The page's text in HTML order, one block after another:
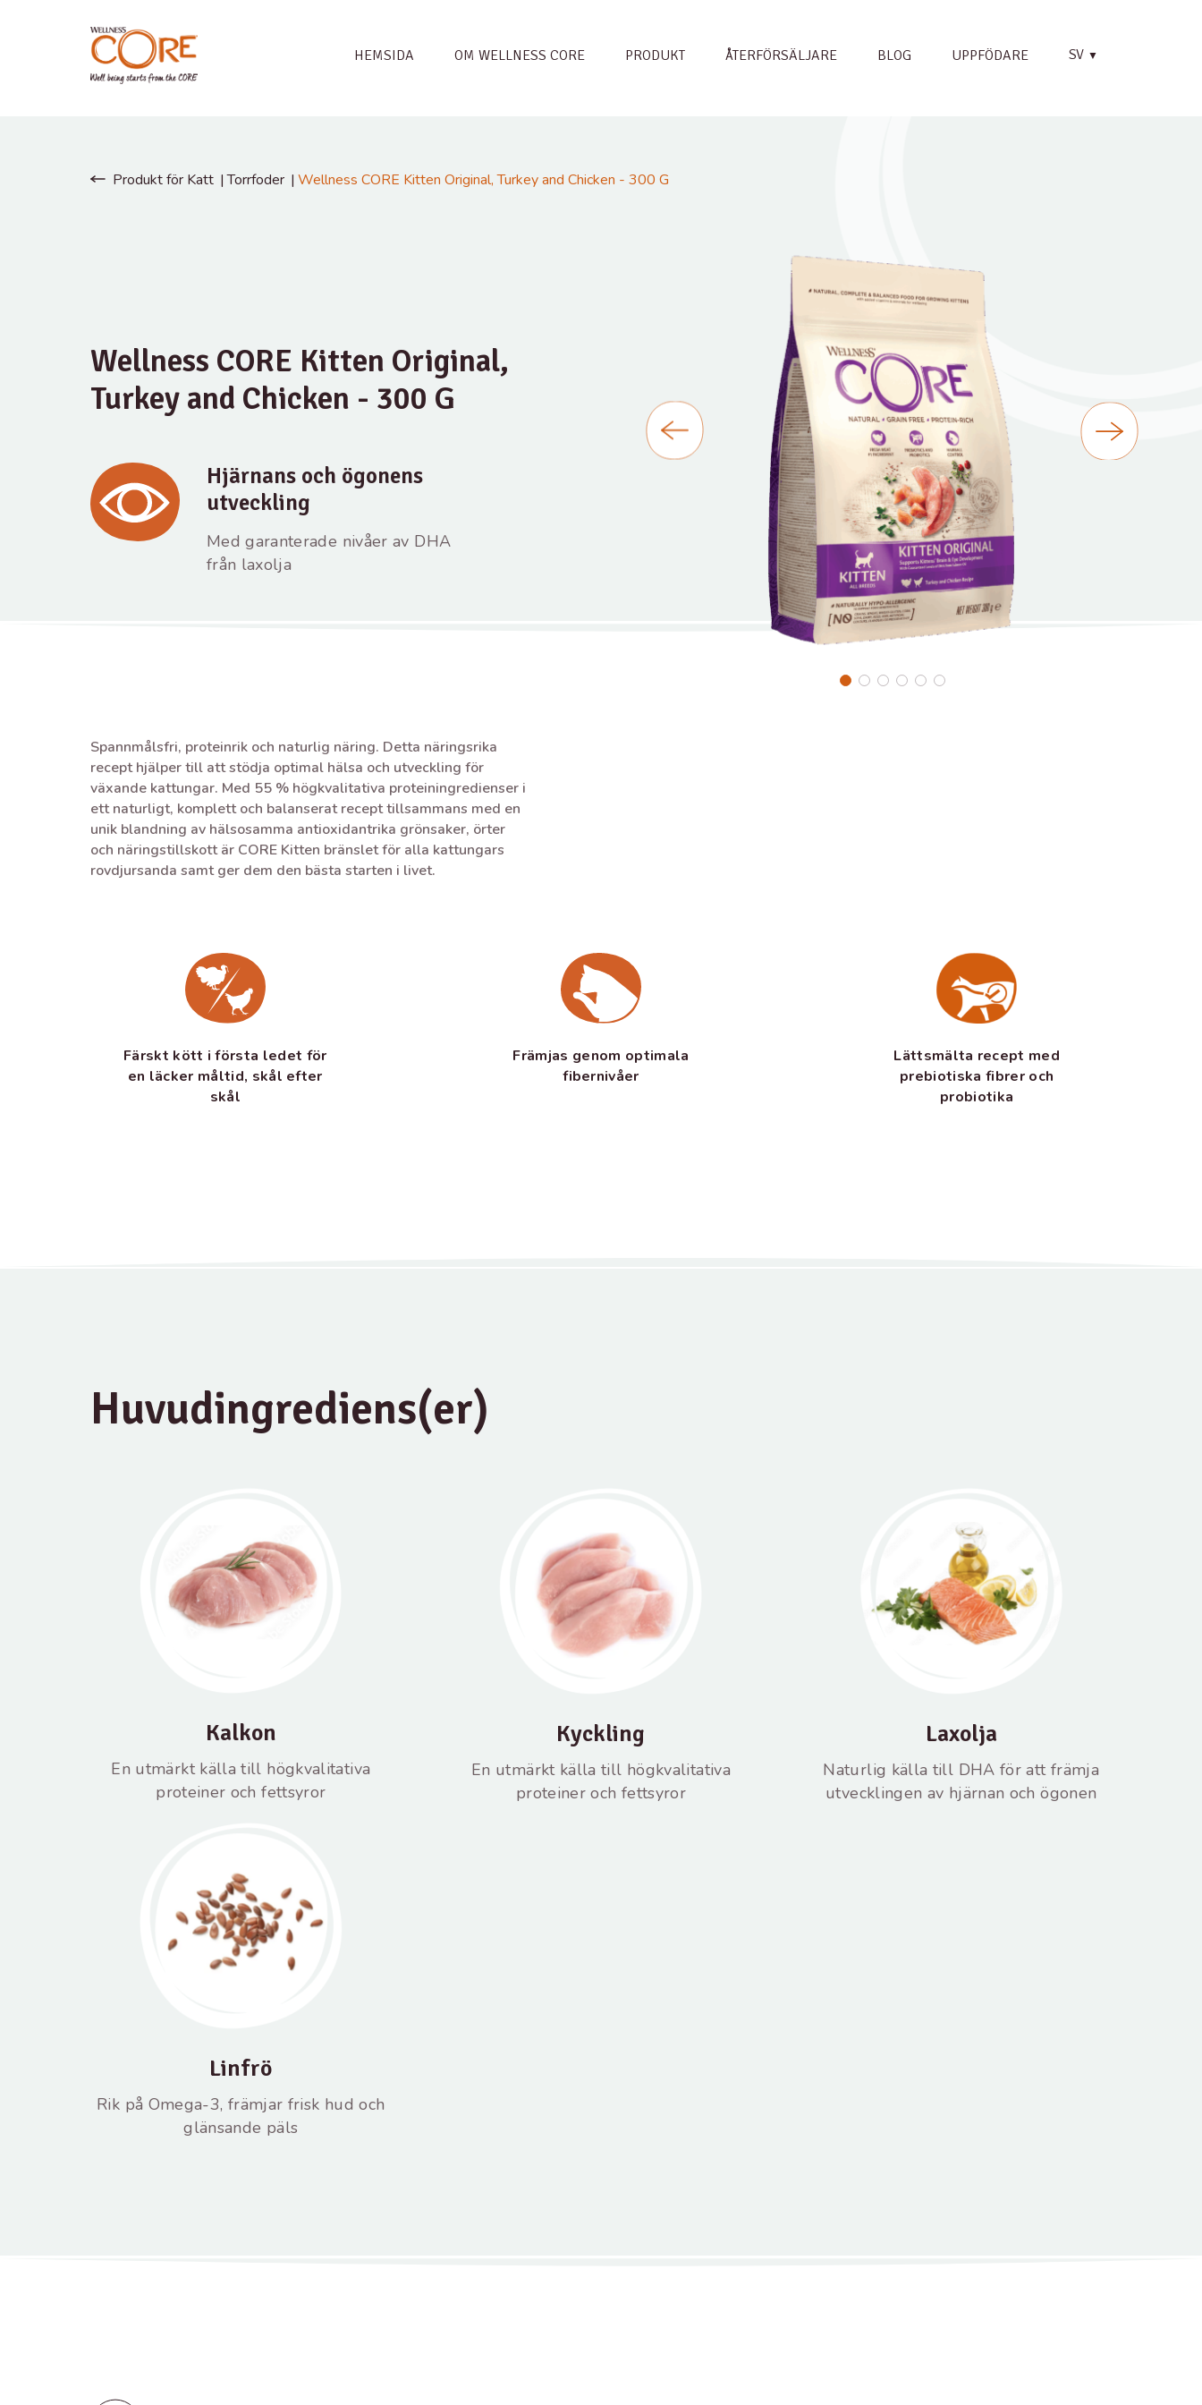
HEMSIDA OM WELLNESS CORE PRODUKT ÅTERFÖRSÄLJARE BLOG UPPFÖDARE SV ▼
Produkt för Katt Torrfoder Wellness CORE Kitten Original, Turkey and Chicken - 300 G
Wellness CORE Kitten Original,
Turkey and Chicken - 300 G
Hjärnans och ögonens
utveckling
Med garanterade nivåer av DHA
från laxolja
Spannmålsfri, proteinrik och naturlig näring. Detta näringsrika
recept hjälper till att stödja optimal hälsa och utveckling för
växande kattungar. Med 55 % högkvalitativa proteiningredienser i
ett naturligt, komplett och balanserat recept tillsammans med en
unik blandning av hälsosamma antioxidantrika grönsaker, örter
och näringstillskott är CORE Kitten bränslet för alla kattungars
rovdjursanda samt ger dem den bästa starten i livet.
Färskt kött i första ledet för
en läcker måltid, skål efter
skål
Främjas genom optimala
fibernivåer
Lättsmälta recept med
prebiotiska fibrer och
probiotika
Huvudingrediens(er)
Kalkon
En utmärkt källa till högkvalitativa
proteiner och fettsyror
Kyckling
En utmärkt källa till högkvalitativa
proteiner och fettsyror
Laxolja
Naturlig källa till DHA för att främja
utvecklingen av hjärnan och ögonen
Linfrö
Rik på Omega-3, främjar frisk hud och
glänsande päls